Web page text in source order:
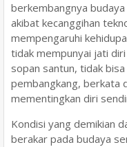
berkembangnya
akibat kecanggihan
mempengaruhi
tidak mempunyai jati
sopan santun, tidak
pembangkang, berkata
mementingkan diri
Kondisi yang demikian
berakar pada budaya